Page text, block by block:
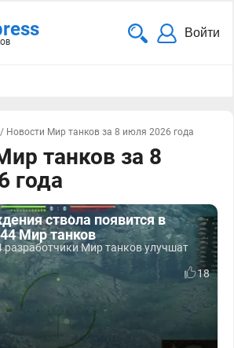
Войти
/ Новости Мир танков за 8 июля 2026 года
танков за 8
года
ствола появится в
Мир танков
разработчики Мир танков улучшат
18